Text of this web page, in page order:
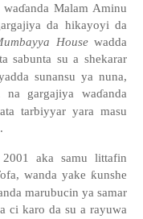
waɗanda Malam Aminu
da hikayoyi da
Housewadda
sabunta su a shekarar
sunansu ya nuna,
na gargajiya waɗanda
tarbiyyar yara masu
aka samu littafin
wanda yake ƙunshe
marubucin ya samar
ci karo da su a rayuwa